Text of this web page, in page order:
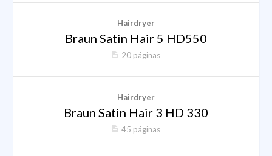
Hairdryer
Braun Satin Hair 5 HD550
20 páginas
Hairdryer
Braun Satin Hair 3 HD 330
45 páginas